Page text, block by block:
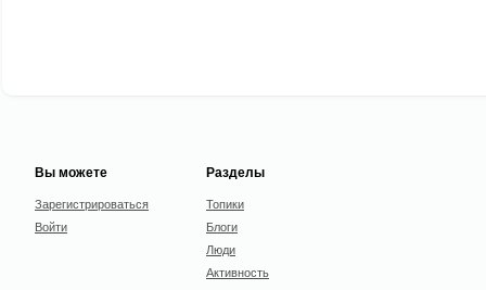
Вы можете
Зарегистрироваться
Войти
Разделы
Топики
Блоги
Люди
Активность